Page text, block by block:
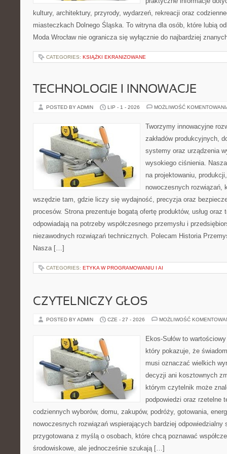
kultury, architektury, przyrody, wydarzeń, rekreacji oraz
miasteczkach Dolnego Śląska. To witryna dla osób, które lubią
Moda Wrocław nie ogranicza się wyłącznie do najbardziej
CATEGORIES: KSIĄŻKI EKRANIZOWANE
TECHNOLOGIE I INNOWACJE
POSTED BY ADMIN LIP - 1 - 2026 MOŻLIWOŚĆ
Tworzymy innowacyjne
zakładów produkcyjnych,
systemy oraz urządzenia
wysokiego ciśnienia.
na projektowaniu,
nowoczesnych rozwiązań,
wszędzie tam, gdzie liczy się wydajność, precyzja oraz
procesów. Strona prezentuje bogatą ofertę produktów, usług oraz
odpowiadają na potrzeby współczesnego przemysłu i
niezawodnych rozwiązań technicznych. Polecam Historia
Nasza […]
CATEGORIES: ETYKA W PROGRAMOWANIU I AI
CZYTELNICZY GŁOS
POSTED BY ADMIN CZE - 27 - 2026 MOŻLIWOŚĆ
Ekos-Sułów to
który pokazuje, że
musi oznaczać wielkich
decyzji ani kosztownych
którym czytelnik może
podpowiedzi oraz rzetelne
codziennych wyborów, domu, zakupów, podróży, gotowania,
nowoczesnych rozwiązań wspierających bardziej odpowiedzialny
przygotowana z myślą o osobach, które chcą poznawać
środowiskowe, ale jednocześnie szukają […]